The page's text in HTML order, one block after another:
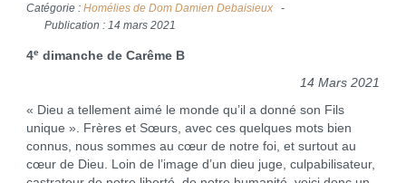
Catégorie : Homélies de Dom Damien Debaisieux
Publication : 14 mars 2021
4edimanche de Carême B
14 Mars 2021
« Dieu a tellement aimé le monde qu’il a donné son Fils
unique ». Frères et Sœurs, avec ces quelques mots bien
connus, nous sommes au cœur de notre foi, et surtout au
cœur de Dieu. Loin de l’image d’un dieu juge, culpabilisateur,